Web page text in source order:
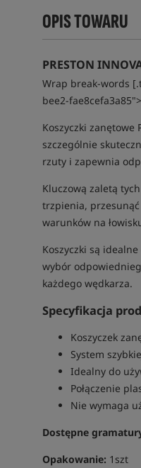
OPIS TOWARU
PRESTON
Wrap break-words
bee2-fae8cefa3a85">
Koszyczki
szczególnie
rzuty i zapewnia
Kluczową zaletą
trzpienia, przesunąć
warunków na
Koszyczki są
wybór
każdego wędkarza.
Specyfikacja
Koszyczek
System
Idealny do
Połączenie
Nie wymaga
Dostępne
Opakowanie: 1szt